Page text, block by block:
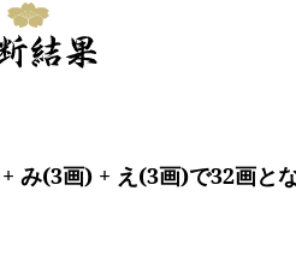
み(3画) + え(3画)で32画と